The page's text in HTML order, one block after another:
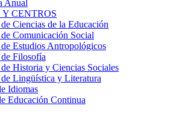
Anual
CENTROS
Ciencias de la Educación
Comunicación Social
Estudios Antropológicos
Filosofía
Historia y Ciencias Sociales
Lingüística y Literatura
Idiomas
Educación Continua